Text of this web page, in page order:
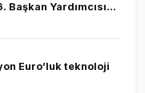
Yardımcısı...
Euro’luk teknoloji